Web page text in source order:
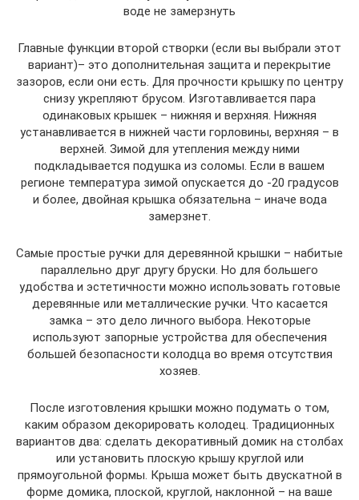
воде не замерзнуть
Главные функции второй створки (если вы выбрали этот
вариант)– это дополнительная защита и перекрытие
зазоров, если они есть. Для прочности крышку по центру
снизу укрепляют брусом. Изготавливается пара
одинаковых крышек – нижняя и верхняя. Нижняя
устанавливается в нижней части горловины, верхняя – в
верхней. Зимой для утепления между ними
подкладывается подушка из соломы. Если в вашем
регионе температура зимой опускается до -20 градусов
и более, двойная крышка обязательна – иначе вода
замерзнет.
Самые простые ручки для деревянной крышки – набитые
параллельно друг другу бруски. Но для большего
удобства и эстетичности можно использовать готовые
деревянные или металлические ручки. Что касается
замка – это дело личного выбора. Некоторые
используют запорные устройства для обеспечения
большей безопасности колодца во время отсутствия
хозяев.
После изготовления крышки можно подумать о том,
каким образом декорировать колодец. Традиционных
вариантов два: сделать декоративный домик на столбах
или установить плоскую крышу круглой или
прямоугольной формы. Крыша может быть двускатной в
форме домика, плоской, круглой, наклонной – на ваше